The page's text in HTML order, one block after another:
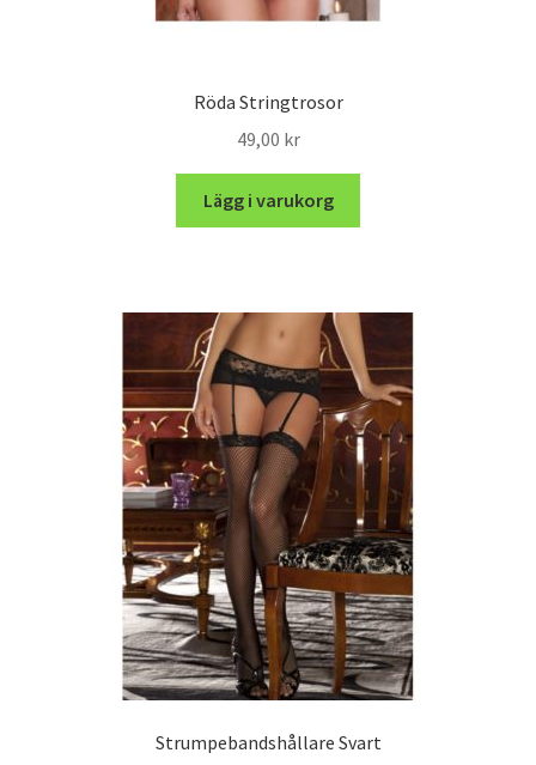
Röda Stringtrosor
49,00 kr
Lägg i varukorg
Strumpebandshållare Svart